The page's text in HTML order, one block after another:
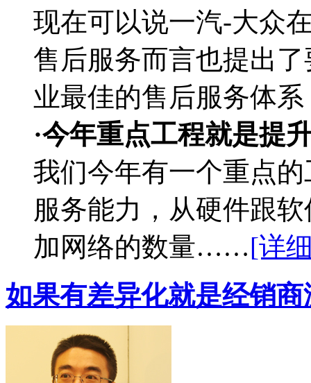
现在可以说一汽-大众
售后服务而言也提出
业最佳的售后服务体
·今年重点工程就是提
我们今年有一个重点
服务能力，从硬件跟
加网络的数量……[详
如果有差异化就是经销